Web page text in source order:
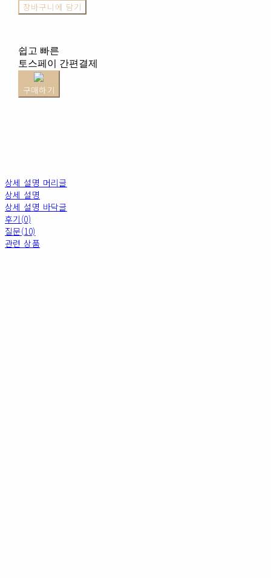
장바구니에 담기
쉽고 빠른
토스페이 간편결제
구매하기
상세 설명 머리글
상세 설명
상세 설명 바닥글
후기(0)
질문(10)
관련 상품